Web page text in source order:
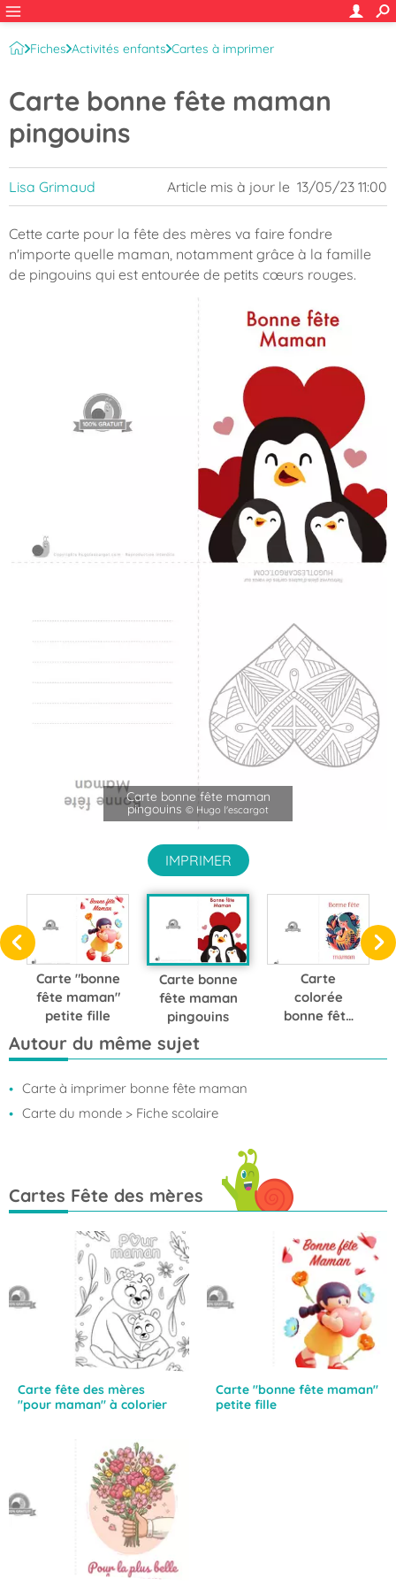
Fiches Activités enfants Cartes à imprimer
Carte bonne fête maman
pingouins
Lisa Grimaud Article mis à jour le 13/05/23 11:00
Cette carte pour la fête des mères va faire fondre
n'importe quelle maman, notamment grâce à la famille
de pingouins qui est entourée de petits cœurs rouges.
Carte bonne fête maman
pingouins © Hugo l'escargot
IMPRIMER
Carte "bonne
fête maman"
petite fille
Carte bonne
fête maman
pingouins
Carte
colorée
bonne fête
Autour du même sujet
Carte à imprimer bonne fête maman
Carte du monde > Fiche scolaire
Cartes Fête des mères
Carte fête des mères
"pour maman" à colorier
Carte "bonne fête maman"
petite fille